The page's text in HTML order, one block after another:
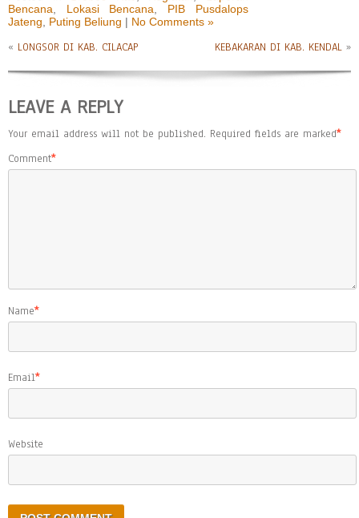
Bencana
Lokasi Bencana
PIB Pusdalops
Jateng
Puting Beliung | No Comments »
« LONGSOR DI KAB. CILACAP KEBAKARAN DI KAB. KENDAL »
LEAVE A REPLY
Your email address will not be published. Required fields are marked*
Comment*
Name*
Email*
Website